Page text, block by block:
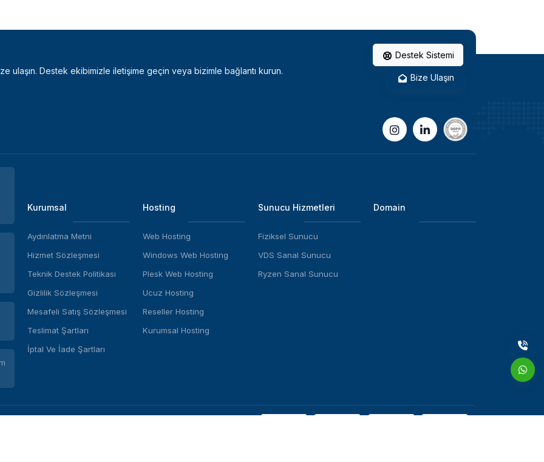
ulaşın. Destek ekibimizle iletişime geçin veya bizimle bağlantı kurun.
Destek Sistemi
Bize Ulaşın
Kurumsal
Aydınlatma Metni
Hizmet Sözleşmesi
Teknik Destek Politikası
Gizlilik Sözleşmesi
Mesafeli Satış Sözleşmesi
Teslimat Şartları
İptal Ve İade Şartları
Hosting
Web Hosting
Windows Web Hosting
Plesk Web Hosting
Ucuz Hosting
Reseller Hosting
Kurumsal Hosting
Sunucu Hizmetleri
Fiziksel Sunucu
VDS Sanal Sunucu
Ryzen Sanal Sunucu
Domain